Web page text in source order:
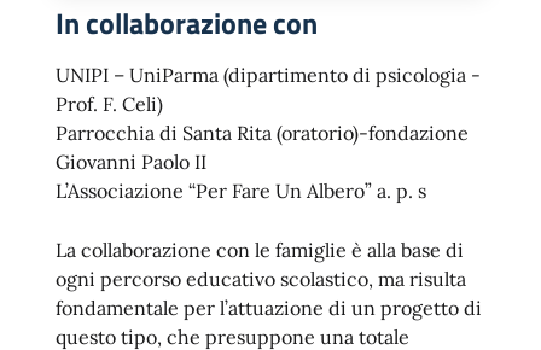
In collaborazione con
UNIPI – UniParma (dipartimento di psicologia -
Prof. F. Celi)
Parrocchia di Santa Rita (oratorio)-fondazione
Giovanni Paolo II
L’Associazione “Per Fare Un Albero” a. p. s
La collaborazione con le famiglie è alla base di
ogni percorso educativo scolastico, ma risulta
fondamentale per l’attuazione di un progetto di
questo tipo, che presuppone una totale